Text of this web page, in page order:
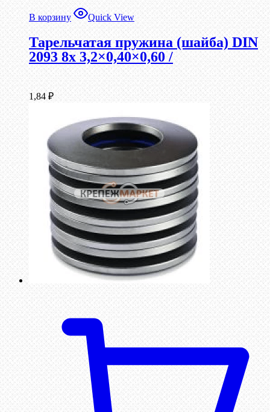
В корзину Quick View
Тарельчатая пружина (шайба) DIN
2093 8x 3,2×0,40×0,60 /
1,84 ₽